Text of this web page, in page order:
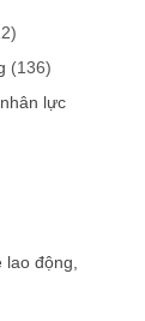
(136)
lực
lao động,